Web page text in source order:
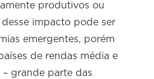
produtivos ou
impacto pode ser
emergentes, porém
de rendas média e
grande parte das